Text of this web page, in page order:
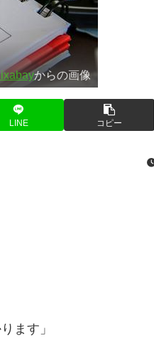
からの画像
LINE コピー
ます」